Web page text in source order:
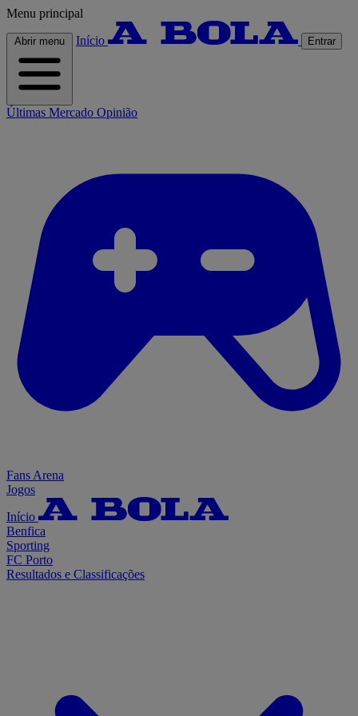
Menu principal
Abrir menu Início Entrar
Últimas Mercado Opinião
Fans Arena
Jogos
Início
Benfica
Sporting
FC Porto
Resultados e Classificações